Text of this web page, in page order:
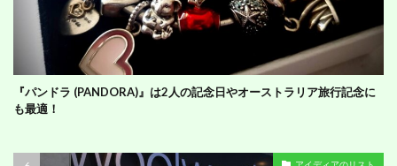
『パンドラ (PANDORA)』は2人の記念日やオーストラリア旅行記念に
も最適！